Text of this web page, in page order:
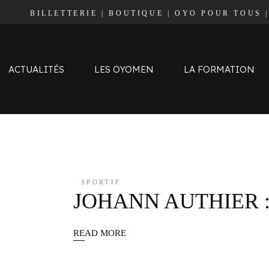
BILLETTERIE |BOUTIQUE |OYO POUR TOUS |
ACTUALITÉS LES OYOMEN
Calendrier et Résultats
Classement
LA FORMATION
Calendrier et Résultats
SPORTIF
JOHANN AUTHIER
READ MORE